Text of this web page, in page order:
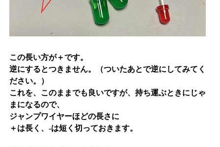
この長い方が＋です。
逆にするとつきません。（ついたあとで逆にしてみてく
ださい。）
これを、このままでも良いですが、持ち運ぶときにじゃ
まになるので、
ジャンプワイヤーほどの長さに
＋は長く、-は短く切っておきます。